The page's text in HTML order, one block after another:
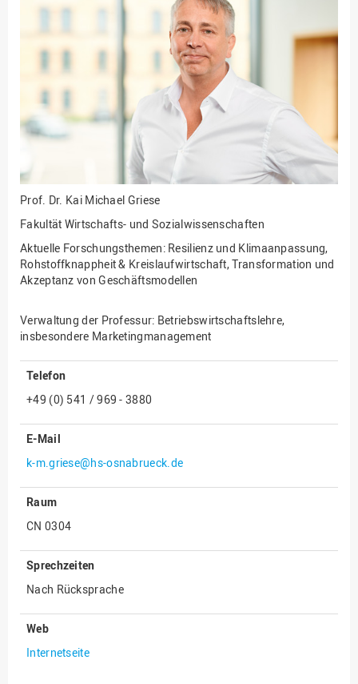
Fakultät
Fakultät Management,
Kultur und Technik
Fakultät Wirtschafts- und
Sozialwissenschaften
Forschung, Kooperation,
Drittmittel
Gebäude und Technik
Gesellschaftliches
Engagement
Gleichstellungsbüro
Hochschulleitung
Hochschulplanung/-
strategie
Innenrevision
Institut für Musik
IT Service Center
Kommunikation und
LearningCenter
Nachhaltigkeit
Personal
Personalentwicklung
Personalrat
Präsidialbüro
Prof. Dr. Kai Michael Griese
Fakultät Wirtschafts- und Sozialwissenschaften
Aktuelle Forschungsthemen: Resilienz und Klimaanpassung,
Rohstoffknappheit & Kreislaufwirtschaft, Transformation und
Akzeptanz von Geschäftsmodellen
Verwaltung der Professur: Betriebswirtschaftslehre,
insbesondere Marketingmanagement
Telefon
+49 (0) 541 / 969 - 3880
E-Mail
k-m.griese@hs-osnabrueck.de
Raum
CN 0304
Sprechzeiten
Nach Rücksprache
Web
Internetseite